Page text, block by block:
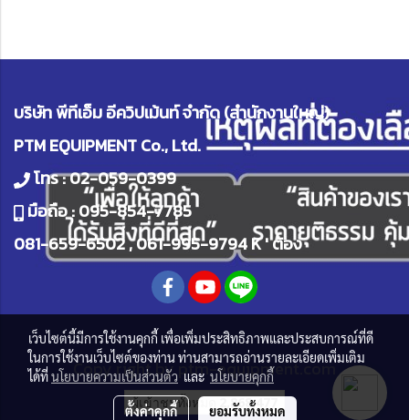
บริษัท พีทีเอ็ม อีควิปเม้นท์ จำกัด (สำนักงานใหญ่)
PTM EQUIPMENT Co., Ltd.
โทร :02-059-0399
มือถือ :095-854-7785
081-659-6502,061-995-9794K ' ต้อง
Copy right byptm-equipment.com
ผู้เข้าชมทั้งหมด2,868,477
เว็บไซต์นี้มีการใช้งานคุกกี้ เพื่อเพิ่มประสิทธิภาพและประสบการณ์ที่ดี
ในการใช้งานเว็บไซต์ของท่าน ท่านสามารถอ่านรายละเอียดเพิ่มเติม
ได้ที่นโยบายความเป็นส่วนตัว และ นโยบายคุกกี้
ตั้งค่าคุกกี้ ยอมรับทั้งหมด